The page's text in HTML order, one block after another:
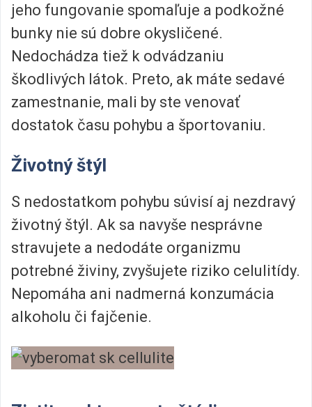
jeho fungovanie spomaľuje a podkožné
bunky nie sú dobre okysličené.
Nedochádza tiež k odvádzaniu
škodlivých látok. Preto, ak máte sedavé
zamestnanie, mali by ste venovať
dostatok času pohybu a športovaniu.
Životný štýl
S nedostatkom pohybu súvisí aj nezdravý
životný štýl. Ak sa navyše nesprávne
stravujete a nedodáte organizmu
potrebné živiny, zvyšujete riziko celulitídy.
Nepomáha ani nadmerná konzumácia
alkoholu či fajčenie.